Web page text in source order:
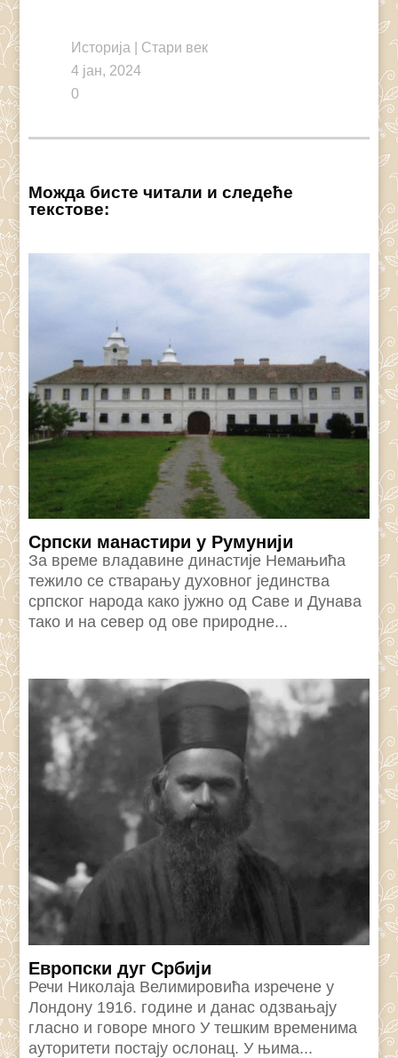
Историја
Стари век
4 јан, 2024
0
Можда бисте читали и следеће
текстове:
Српски манастири у Румунији
За време владавине династије Немањића
тежило се стварању духовног јединства
српског народа како јужно од Саве и Дунава
тако и на север од ове природне...
Eвропски дуг Србији
Речи Николаjа Велимировића изречене у
Лондону 1916. године и данас одзвањаjу
гласно и говоре много У тешким временима
ауторитети постаjу ослонац. У њима...